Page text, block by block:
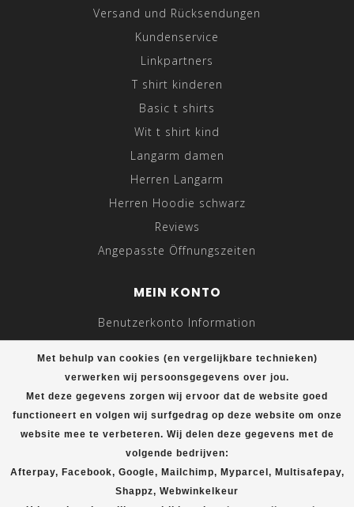
Met behulp van cookies (en vergelijkbare technieken)
verwerken wij persoonsgegevens over jou.
Met deze gegevens zorgen wij ervoor dat de website goed
functioneert en volgen wij surfgedrag op deze website om onze
website mee te verbeteren. Wij delen deze gegevens met de
volgende bedrijven:
Afterpay, Facebook, Google, Mailchimp, Myparcel, Multisafepay,
Shappz, Webwinkelkeur
Versand und Rücksendungen
Kundenservice
Linkpartners
T shirt kinderen
Basic t shirts
Wit t shirt kind
Langarm damen
Herren Langarm
Herren Hoodie schwarz
Reviews
Angepasste Öffnungszeiten
MEIN KONTO
Benutzerkonto Information
Meine Bestellungen
Meine Nachrichten (Tickets)
Mein Wunschzettel
Vergleichen
Alle Produkte